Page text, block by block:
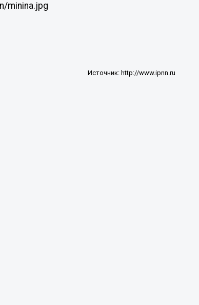
minina.jpg
Источник: http://www.ipnn.ru